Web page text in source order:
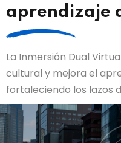
aprendizaje
La Inmersión Dual
cultural y mejora el
fortaleciendo los lazos